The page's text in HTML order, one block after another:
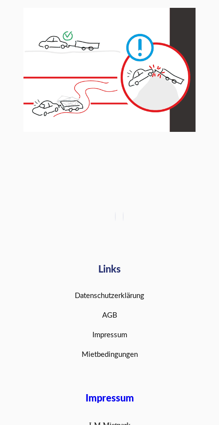
Links
Datenschutzerklärung
AGB
Impressum
Mietbedingungen
Impressum